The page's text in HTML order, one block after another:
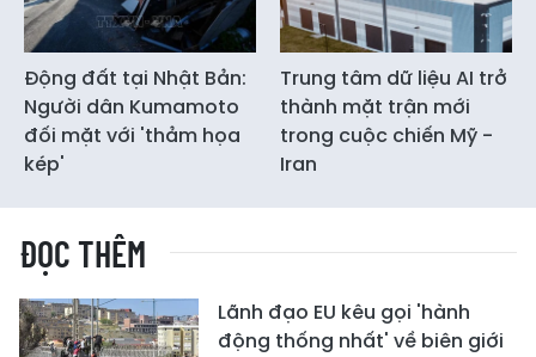
Động đất tại Nhật Bản:
Người dân Kumamoto
đối mặt với 'thảm họa
kép'
Trung tâm dữ liệu AI trở
thành mặt trận mới
trong cuộc chiến Mỹ -
Iran
ĐỌC THÊM
Lãnh đạo EU kêu gọi 'hành
động thống nhất' về biên giới